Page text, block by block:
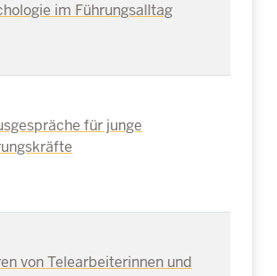
im Führungsalltag
für junge
von Telearbeiterinnen und